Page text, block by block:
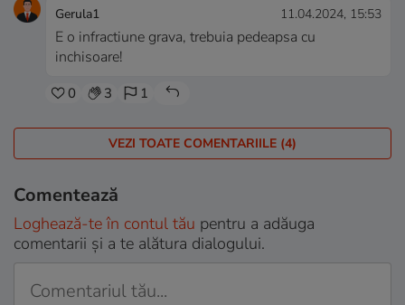
Gerula1 11.04.2024, 15:53
E o infractiune grava, trebuia pedeapsa cu
inchisoare!
0 3 1
VEZI TOATE COMENTARIILE (4)
Comentează
Loghează-te în contul tău pentru a adăuga
comentarii și a te alătura dialogului.